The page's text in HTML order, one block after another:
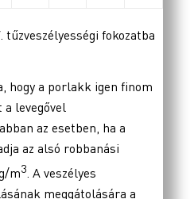
tűzveszélyességi fokozatba
hogy a porlakk igen finom
levegővel
az esetben, ha a
az alsó robbanási
m3. A veszélyes
meggátolására a